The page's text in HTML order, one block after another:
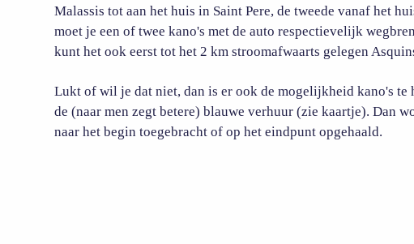
Malassis tot aan het huis in Saint Pere, de tweede vanaf het
moet je een of twee kano's met de auto respectievelijk
kunt het ook eerst tot het 2 km stroomafwaarts gelegen
Lukt of wil je dat niet, dan is er ook de mogelijkheid kano's te
de (naar men zegt betere) blauwe verhuur (zie kaartje). Dan
naar het begin toegebracht of op het eindpunt opgehaald.